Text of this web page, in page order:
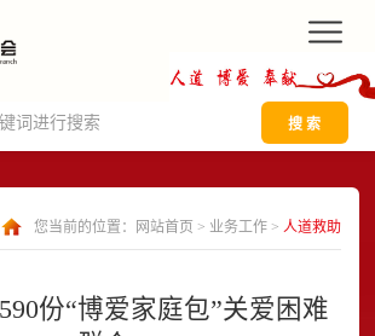
搜 索
您当前的位置： 网站首页 > 业务工作> 人道救助
份“博爱家庭包”关爱困难